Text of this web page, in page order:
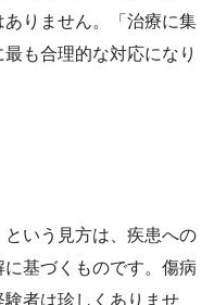
りません。「治療に集
も合理的な対応になり
という見方は、疾患への
基づくものです。傷病
者は珍しくありませ